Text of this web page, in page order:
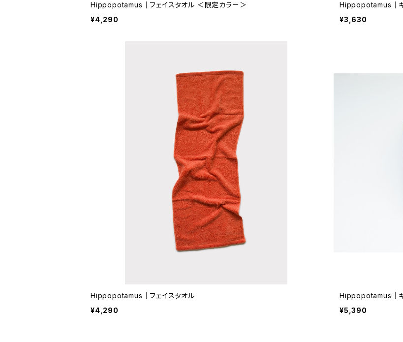
Hippopotamus｜フェイスタオル ＜限定カラー＞
¥4,290
Hippopotamus｜ギ
¥3,630
Hippopotamus｜フェイスタオル
¥4,290
Hippopotamus｜ギ
¥5,390